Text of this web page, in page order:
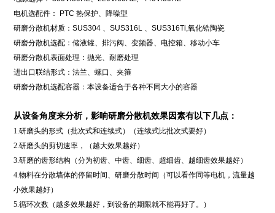
电机选配件： PTC 热保护、降噪型
研磨分散机材质：SUS304 、SUS316L 、SUS316Ti,氧化锆陶瓷
研磨分散机选配：储液罐、排污阀、变频器、电控箱、移动小车
研磨分散机表面处理：抛光、耐磨处理
进出口联结形式：法兰、螺口、夹箍
研磨分散机选配容器：本设备适合于各种不同大小的容器
从设备角度来分析，影响研磨分散机效果因素有以下几点：
1.研磨头的形式（批次式和连续式）（连续式比批次式要好）
2.研磨头的剪切速率，（越大效果越好）
3.研磨的齿形结构（分为初齿、中齿、细齿、超细齿、越细齿效果越好）
4.物料在分散墙体的停留时间、研磨分散时间（可以看作同等电机，流量越
小效果越好）
5.循环次数（越多效果越好，到设备的期限就不能再好了。）